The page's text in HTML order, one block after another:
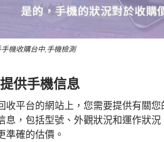
機收購台中,手機檢測
供手機信息
收平台的網站上，您需要提供有關您
息，包括型號、外觀狀況和運作狀
準確的估價。